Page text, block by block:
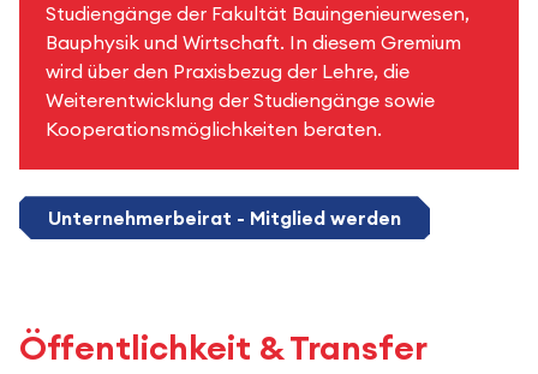
Studiengänge der Fakultät Bauingenieurwesen,
Bauphysik und Wirtschaft. In diesem Gremium
wird über den Praxisbezug der Lehre, die
Weiterentwicklung der Studiengänge sowie
Kooperationsmöglichkeiten beraten.
Unternehmerbeirat - Mitglied werden
Öffentlichkeit & Transfer